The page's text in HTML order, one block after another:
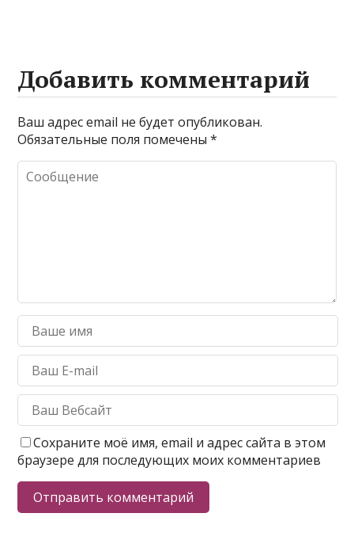
Добавить комментарий
Ваш адрес email не будет опубликован.
Обязательные поля помечены*
Сохраните моё имя, email и адрес сайта в этом
браузере для последующих моих комментариев